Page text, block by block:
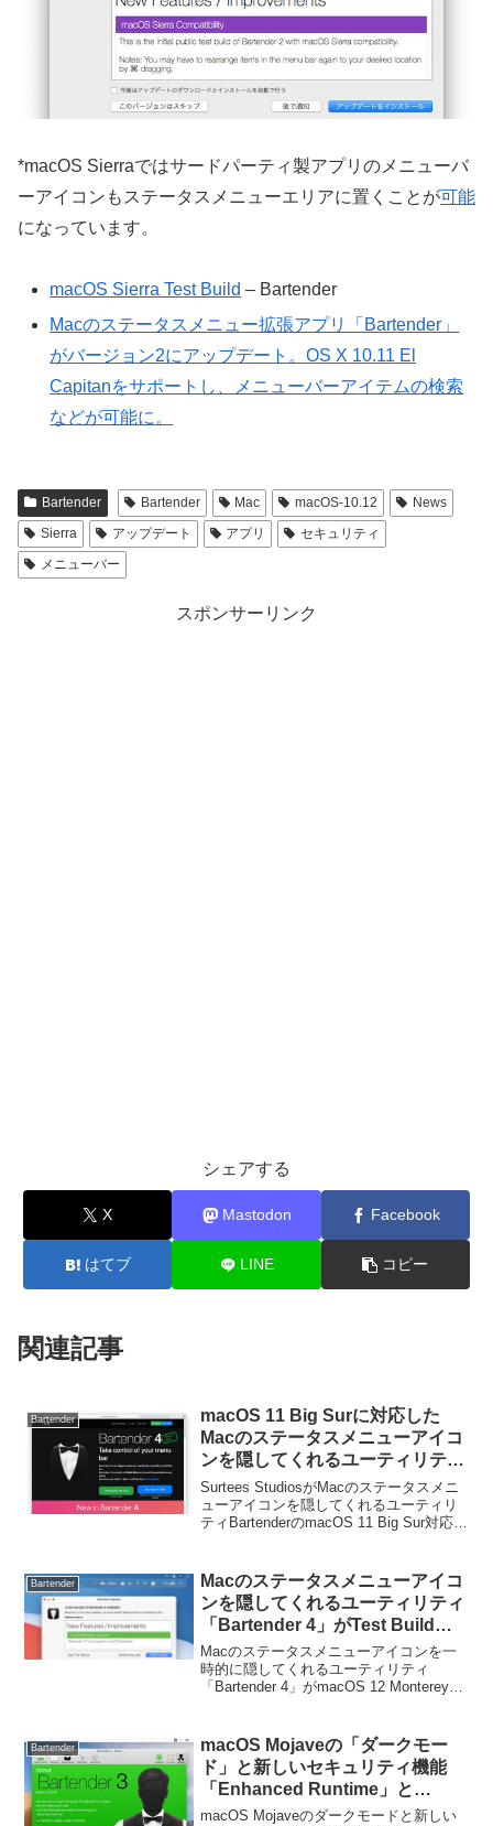
*macOS Sierraではサードパーティ製アプリのメニューバ
ーアイコンもステータスメニューエリアに置くことが可能
になっています。
macOS Sierra Test Build – Bartender
Macのステータスメニュー拡張アプリ「Bartender」
がバージョン2にアップデート。OS X 10.11 El
Capitanをサポートし、メニューバーアイテムの検索
などが可能に。
Bartender Bartender Mac macOS-10.12
News
Sierra
アップデート アプリ
セキュリティ
メニューバー
スポンサーリンク
シェアする
X Mastodon Facebook
はてブ LINE コピー
関連記事
Bartender
macOS 11 Big Surに対応した
Macのステータスメニューアイコ
ンを隠してくれるユーティリティ
「Bartender 4」のPublic Beta版
が公開中。
Surtees StudiosがMacのステータスメニ
ューアイコンを隠してくれるユーティリ
ティBartenderのmacOS 11 Big Sur対応版
Bartender
Macのステータスメニューアイコ
ンを隠してくれるユーティリティ
「Bartender 4」がTest Buildで
macOS 12 Montereyをサポー
ト。
Macのステータスメニューアイコンを一
時的に隠してくれるユーティリティ
「Bartender 4」がmacOS 12 Montereyに
Bartender
macOS Mojaveの「ダークモー
ド」と新しいセキュリティ機能
「Enhanced Runtime」と
「Notarized」に対応した
macOS Mojaveのダークモードと新しい